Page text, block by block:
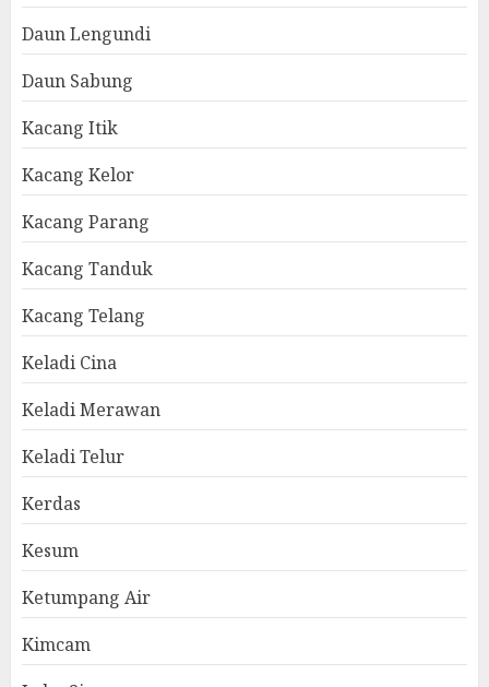
Daun Lengundi
Daun Sabung
Kacang Itik
Kacang Kelor
Kacang Parang
Kacang Tanduk
Kacang Telang
Keladi Cina
Keladi Merawan
Keladi Telur
Kerdas
Kesum
Ketumpang Air
Kimcam